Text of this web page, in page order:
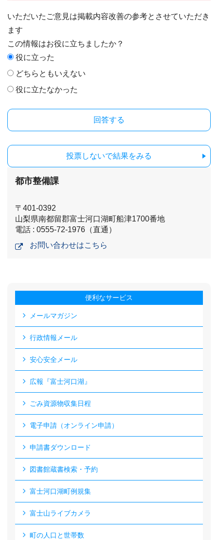
いただいたご意見は掲載内容改善の参考とさせていただき
ます
この情報はお役に立ちましたか？
役に立った
どちらともいえない
役に立たなかった
投票しないで結果をみる
都市整備課
〒401-0392
山梨県南都留郡富士河口湖町船津1700番地
電話 : 0555-72-1976（直通）
お問い合わせはこちら
便利なサービス
メールマガジン
行政情報メール
安心安全メール
広報『富士河口湖』
ごみ資源物収集日程
電子申請（オンライン申請）
申請書ダウンロード
図書館蔵書検索・予約
富士河口湖町例規集
富士山ライブカメラ
町の人口と世帯数